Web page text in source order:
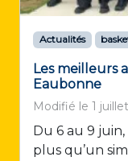
Actualités
Les meilleurs
Eaubonne
Modifié le 1
Du 6 au 9
plus qu’un